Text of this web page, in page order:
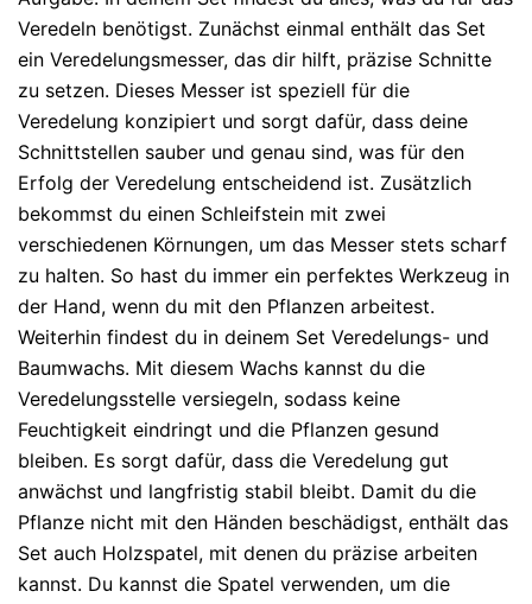
Veredeln benötigst. Zunächst einmal enthält das Set
ein Veredelungsmesser, das dir hilft, präzise Schnitte
zu setzen. Dieses Messer ist speziell für die
Veredelung konzipiert und sorgt dafür, dass deine
Schnittstellen sauber und genau sind, was für den
Erfolg der Veredelung entscheidend ist. Zusätzlich
bekommst du einen Schleifstein mit zwei
verschiedenen Körnungen, um das Messer stets scharf
zu halten. So hast du immer ein perfektes Werkzeug in
der Hand, wenn du mit den Pflanzen arbeitest.
Weiterhin findest du in deinem Set Veredelungs- und
Baumwachs. Mit diesem Wachs kannst du die
Veredelungsstelle versiegeln, sodass keine
Feuchtigkeit eindringt und die Pflanzen gesund
bleiben. Es sorgt dafür, dass die Veredelung gut
anwächst und langfristig stabil bleibt. Damit du die
Pflanze nicht mit den Händen beschädigst, enthält das
Set auch Holzspatel, mit denen du präzise arbeiten
kannst. Du kannst die Spatel verwenden, um die